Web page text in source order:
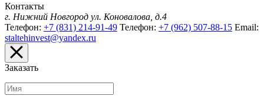
Контакты
г. Нижний Новгород ул. Коновалова, д.4
Телефон: +7 (831) 214-91-49 Телефон: +7 (962) 507-88-15 Email:
staltehinvest@yandex.ru
Заказать